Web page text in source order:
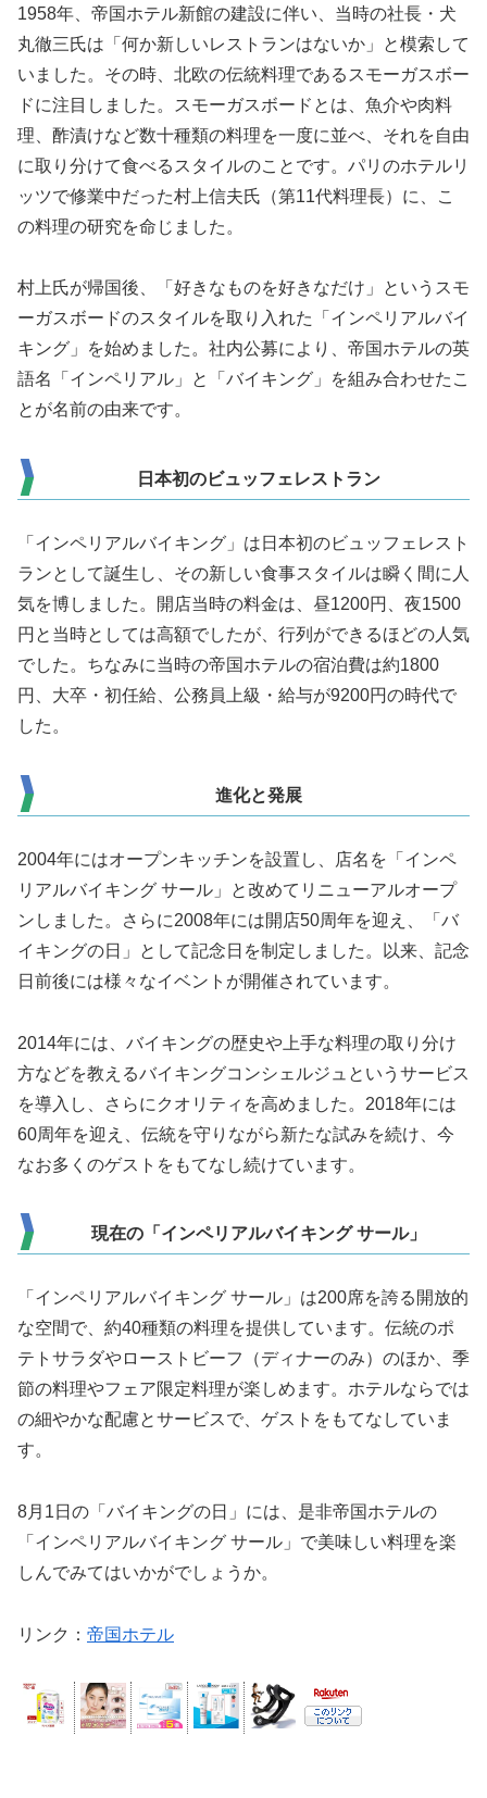
1958年、帝国ホテル新館の建設に伴い、当時の社長・犬
丸徹三氏は「何か新しいレストランはないか」と模索して
いました。その時、北欧の伝統料理であるスモーガスボー
ドに注目しました。スモーガスボードとは、魚介や肉料
理、酢漬けなど数十種類の料理を一度に並べ、それを自由
に取り分けて食べるスタイルのことです。パリのホテルリ
ッツで修業中だった村上信夫氏（第11代料理長）に、こ
の料理の研究を命じました。
村上氏が帰国後、「好きなものを好きなだけ」というスモ
ーガスボードのスタイルを取り入れた「インペリアルバイ
キング」を始めました。社内公募により、帝国ホテルの英
語名「インペリアル」と「バイキング」を組み合わせたこ
とが名前の由来です。
日本初のビュッフェレストラン
「インペリアルバイキング」は日本初のビュッフェレスト
ランとして誕生し、その新しい食事スタイルは瞬く間に人
気を博しました。開店当時の料金は、昼1200円、夜1500
円と当時としては高額でしたが、行列ができるほどの人気
でした。ちなみに当時の帝国ホテルの宿泊費は約1800
円、大卒・初任給、公務員上級・給与が9200円の時代で
した。
進化と発展
2004年にはオープンキッチンを設置し、店名を「インペ
リアルバイキング サール」と改めてリニューアルオープ
ンしました。さらに2008年には開店50周年を迎え、「バ
イキングの日」として記念日を制定しました。以来、記念
日前後には様々なイベントが開催されています。
2014年には、バイキングの歴史や上手な料理の取り分け
方などを教えるバイキングコンシェルジュというサービス
を導入し、さらにクオリティを高めました。2018年には
60周年を迎え、伝統を守りながら新たな試みを続け、今
なお多くのゲストをもてなし続けています。
現在の「インペリアルバイキング サール」
「インペリアルバイキング サール」は200席を誇る開放的
な空間で、約40種類の料理を提供しています。伝統のポ
テトサラダやローストビーフ（ディナーのみ）のほか、季
節の料理やフェア限定料理が楽しめます。ホテルならでは
の細やかな配慮とサービスで、ゲストをもてなしていま
す。
8月1日の「バイキングの日」には、是非帝国ホテルの
「インペリアルバイキング サール」で美味しい料理を楽
しんでみてはいかがでしょうか。
リンク ： 帝国ホテル